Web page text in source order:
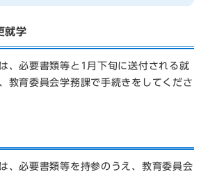
就学
、必要書類等と1月下旬に送付される就
教育委員会学務課で手続きをしてくださ
、必要書類等を持参のうえ、教育委員会